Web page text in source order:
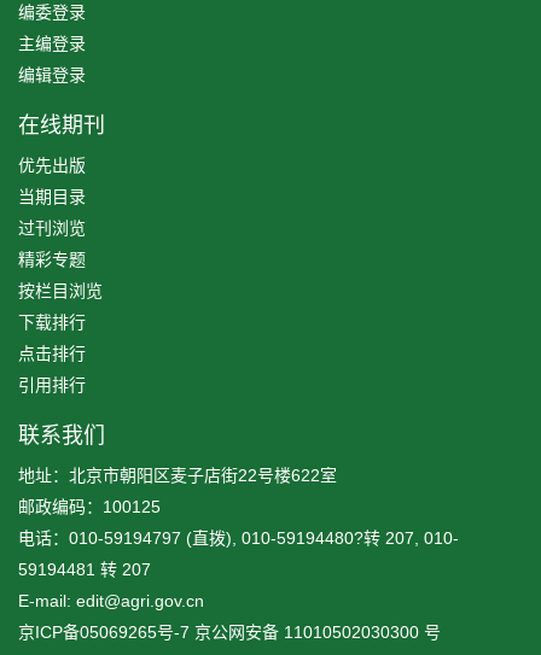
编委登录
主编登录
编辑登录
在线期刊
优先出版
当期目录
过刊浏览
精彩专题
按栏目浏览
下载排行
点击排行
引用排行
联系我们
地址：北京市朝阳区麦子店街22号楼622室
邮政编码：100125
电话：010-59194797 (直拨), 010-59194480?转 207, 010-
59194481 转 207
E-mail: edit@agri.gov.cn
京ICP备05069265号-7 京公网安备 11010502030300 号